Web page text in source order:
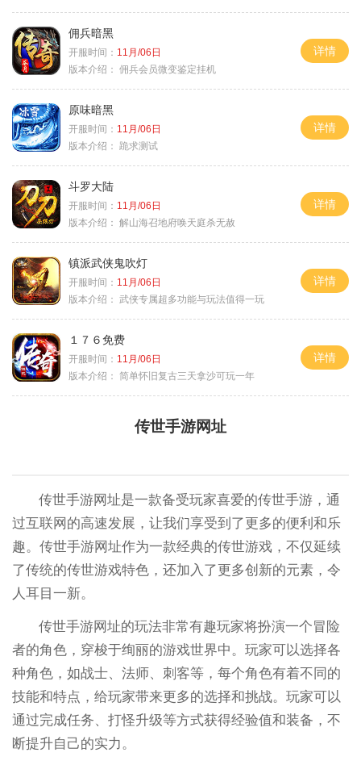
佣兵暗黑
开服时间： 11月/06日
版本介绍： 佣兵会员微变鉴定挂机
详情
原味暗黑
开服时间： 11月/06日
版本介绍： 跪求测试
详情
斗罗大陆
开服时间： 11月/06日
版本介绍： 解山海召地府唤天庭杀无赦
详情
镇派武侠鬼吹灯
开服时间： 11月/06日
版本介绍： 武侠专属超多功能与玩法值得一玩
详情
１７６免费
开服时间： 11月/06日
版本介绍： 简单怀旧复古三天拿沙可玩一年
详情
传世手游网址
传世手游网址是一款备受玩家喜爱的传世手游，通
过互联网的高速发展，让我们享受到了更多的便利和乐
趣。传世手游网址作为一款经典的传世游戏，不仅延续
了传统的传世游戏特色，还加入了更多创新的元素，令
人耳目一新。
传世手游网址的玩法非常有趣玩家将扮演一个冒险
者的角色，穿梭于绚丽的游戏世界中。玩家可以选择各
种角色，如战士、法师、刺客等，每个角色有着不同的
技能和特点，给玩家带来更多的选择和挑战。玩家可以
通过完成任务、打怪升级等方式获得经验值和装备，不
断提升自己的实力。